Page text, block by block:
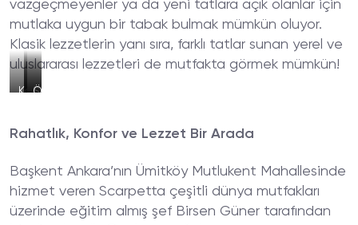
vazgeçmeyenler ya da yeni tatlara açık olanlar için
mutlaka uygun bir tabak bulmak mümkün oluyor.
Klasik lezzetlerin yanı sıra, farklı tatlar sunan yerel ve
uluslararası lezzetleri de mutfakta görmek mümkün!
KarışıkSerpme
Özel
Rahatlık, Konfor ve Lezzet Bir Arada
Başkent Ankara’nın Ümitköy Mutlukent Mahallesinde
hizmet veren Scarpetta çeşitli dünya mutfakları
üzerinde eğitim almış şef Birsen Güner tarafından